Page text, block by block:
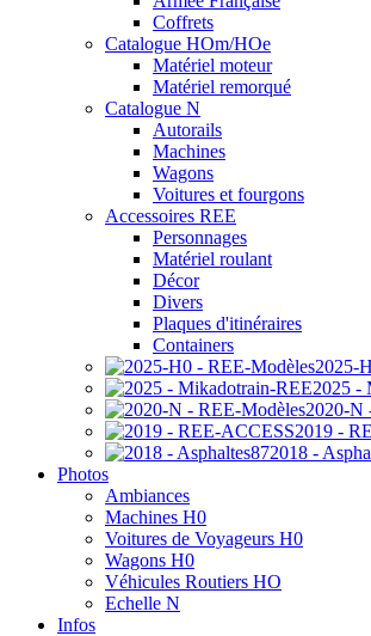
Coffrets
Catalogue HOm/HOe
Matériel moteur
Matériel remorqué
Catalogue N
Autorails
Machines
Wagons
Voitures et fourgons
Accessoires REE
Personnages
Matériel roulant
Décor
Divers
Plaques d'itinéraires
Containers
2025-
2025 -
2020-N
2019 -
2018 -
Photos
Ambiances
Machines H0
Voitures de Voyageurs H0
Wagons H0
Véhicules Routiers HO
Echelle N
Infos